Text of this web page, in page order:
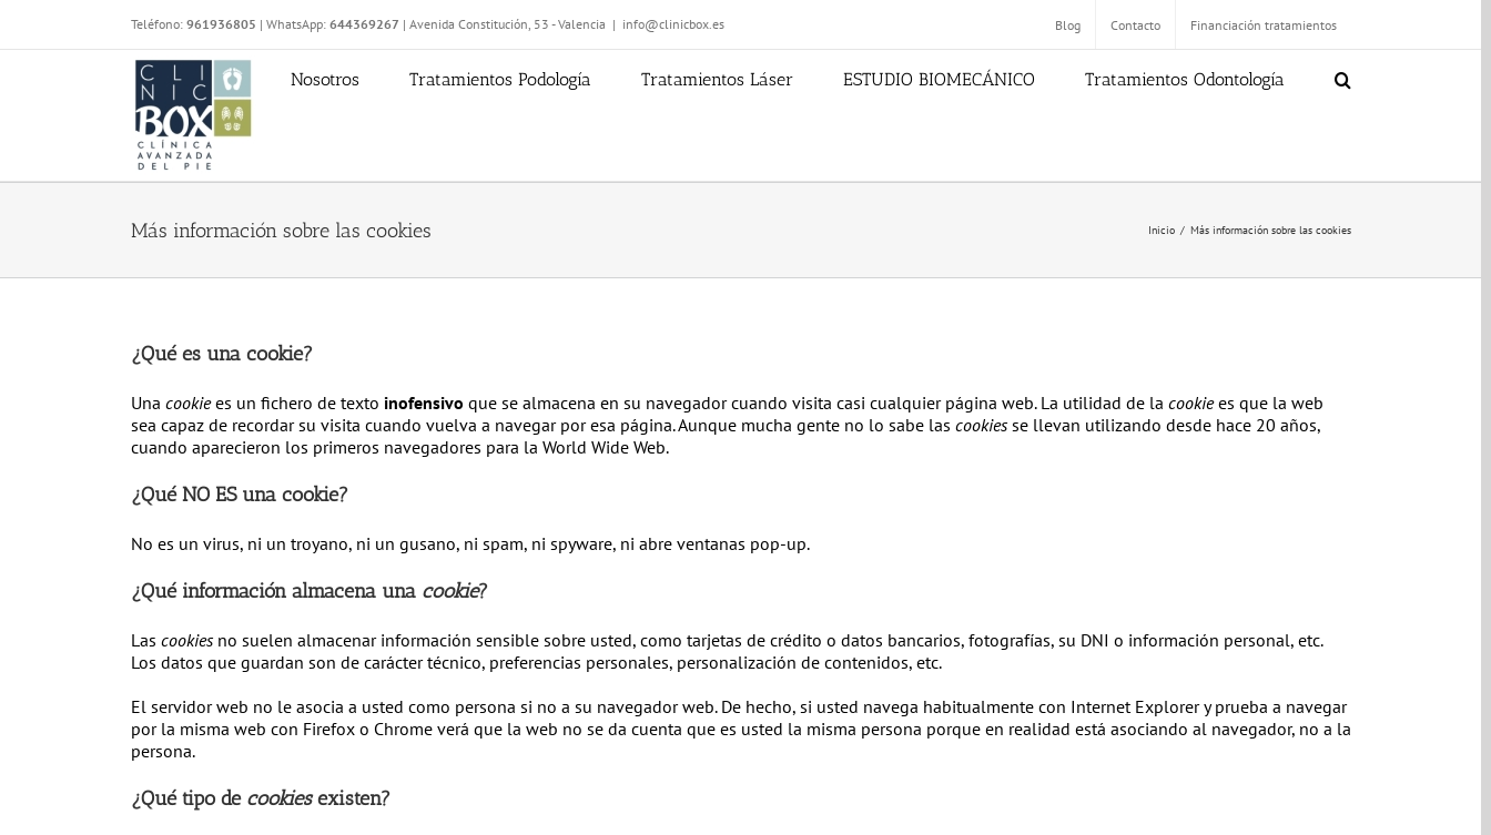
contenido
Teléfono: 961936805 | WhatsApp: 644369267 | Avenida Constitución, 53 - Valencia | info@clinicbox.es Blog Contacto Financiación tratamientos
Nosotros Tratamientos Podología Tratamientos Láser ESTUDIO BIOMECÁNICO Tratamientos Odontología
Más información sobre las cookies Inicio / Más información sobre las cookies
¿Qué es una cookie?
Una cookiees un fichero de texto inofensivo que se almacena en su navegador cuando visita casi cualquier página web. La utilidad de la cookiees que la web
sea capaz de recordar su visita cuando vuelva a navegar por esa página. Aunque mucha gente no lo sabe las cookiesse llevan utilizando desde hace 20 años,
cuando aparecieron los primeros navegadores para la World Wide Web.
¿Qué NO ES una cookie?
No es un virus, ni un troyano, ni un gusano, ni spam, ni spyware, ni abre ventanas pop-up.
¿Qué información almacena una cookie?
Las cookiesno suelen almacenar información sensible sobre usted, como tarjetas de crédito o datos bancarios, fotografías, su DNI o información personal, etc.
Los datos que guardan son de carácter técnico, preferencias personales, personalización de contenidos, etc.
El servidor web no le asocia a usted como persona si no a su navegador web. De hecho, si usted navega habitualmente con Internet Explorer y prueba a navegar
por la misma web con Firefox o Chrome verá que la web no se da cuenta que es usted la misma persona porque en realidad está asociando al navegador, no a la
persona.
¿Qué tipo de cookiesexisten?